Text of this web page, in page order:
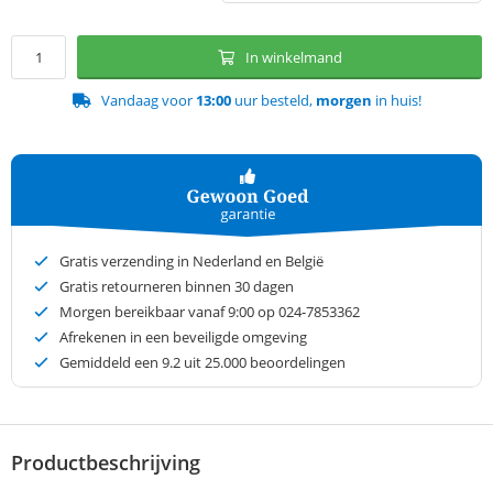
In winkelmand
Vandaag voor 13:00uur besteld, morgen in huis!
Gratis verzending in Nederland en België
Gratis retourneren binnen 30 dagen
Morgen bereikbaar vanaf 9:00 op 024-7853362
Afrekenen in een beveiligde omgeving
Gemiddeld een 9.2 uit 25.000 beoordelingen
Productbeschrijving